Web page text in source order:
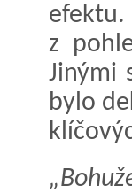
z
Jinými
bylo